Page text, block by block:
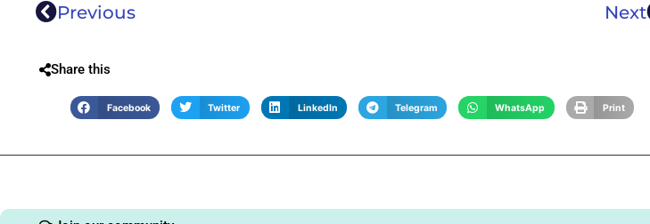
Previous Next
Share this
Facebook Twitter LinkedIn Telegram WhatsApp Print